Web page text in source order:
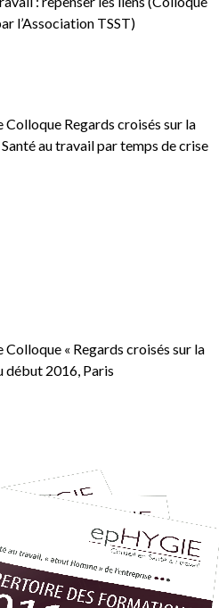
l’Association TSST)
Regards croisés sur la
au travail par temps de crise
Colloque « Regards croisés sur la
début 2016, Paris